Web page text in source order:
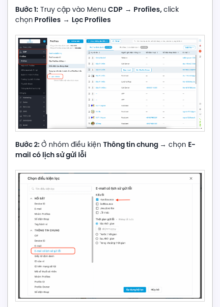
Bước 1: Truy cập vào Menu CDP → Profiles,click
chọn Profiles → Lọc Profiles
Bước 2:Ở nhóm điều kiện Thông tin chung → chọn E-
mail có lịch sử gửi lỗi